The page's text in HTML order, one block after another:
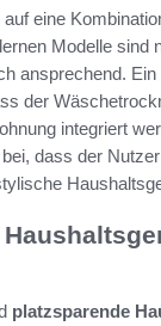
eine
Modelle sind
ansprechend.
der
integriert
dass der
platzsparende